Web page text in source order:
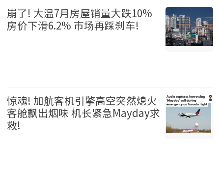
崩了! 大温7月房屋销量大跌10%
房价下滑6.2% 市场再踩刹车!
惊魂! 加航客机引擎高空突然熄火
客舱飘出烟味 机长紧急Mayday求
救!